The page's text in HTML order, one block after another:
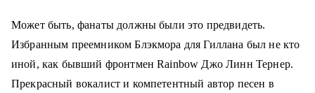
Может быть, фанаты должны были это предвидеть.
Избранным преемником Блэкмора для Гиллана был не кто
иной, как бывший фронтмен Rainbow Джо Линн Тернер.
Прекрасный вокалист и компетентный автор песен в